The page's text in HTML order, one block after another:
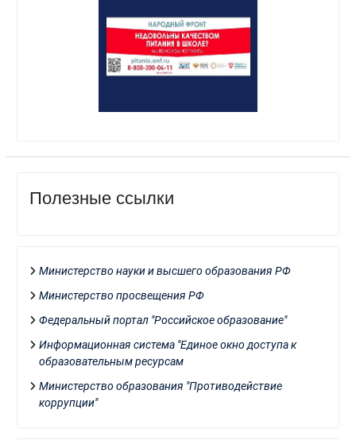
Полезные ссылки
Министерство науки и высшего образования РФ
Министерство просвещения РФ
Федеральный портал "Российское образование"
Информационная система "Единое окно доступа к
образовательным ресурсам
Министерство образования "Противодействие
коррупции"